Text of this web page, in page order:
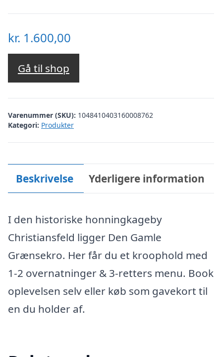
kr. 1.600,00
Gå til shop
Varenummer (SKU): 1048410403160008762
Kategori: Produkter
Beskrivelse Yderligere information
I den historiske honningkageby
Christiansfeld ligger Den Gamle
Grænsekro. Her får du et kroophold med
1-2 overnatninger & 3-retters menu. Book
oplevelsen selv eller køb som gavekort til
en du holder af.